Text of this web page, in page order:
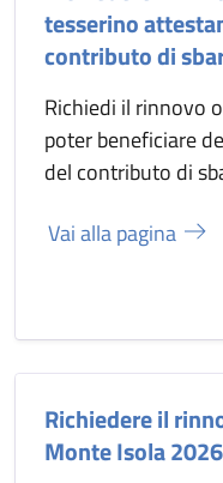
tesserino
contributo di
Richiedi il rinnovo
poter beneficiare
del contributo di
Vai alla pagina
Richiedere il
Monte Isola